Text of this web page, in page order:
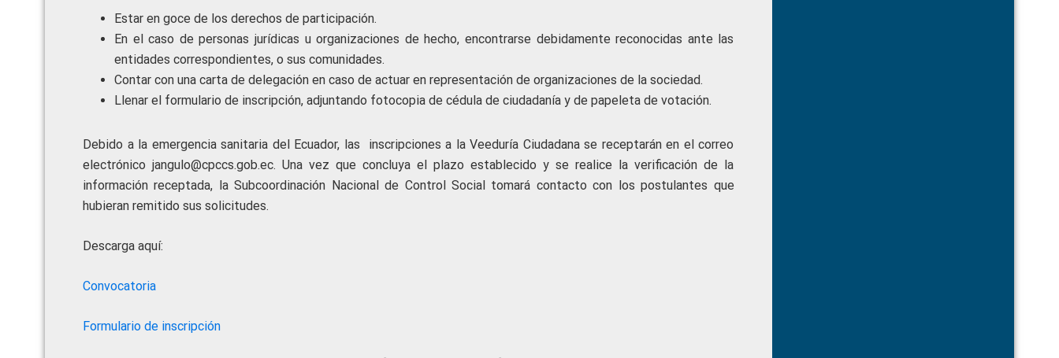
Estar en goce de los derechos de participación.
En el caso de personas jurídicas u organizaciones de hecho, encontrarse debidamente reconocidas ante las
entidades correspondientes, o sus comunidades.
Contar con una carta de delegación en caso de actuar en representación de organizaciones de la sociedad.
Llenar el formulario de inscripción, adjuntando fotocopia de cédula de ciudadanía y de papeleta de votación.
Debido a la emergencia sanitaria del Ecuador, las inscripciones a la Veeduría Ciudadana se receptarán en el correo
electrónico jangulo@cpccs.gob.ec. Una vez que concluya el plazo establecido y se realice la verificación de la
información receptada, la Subcoordinación Nacional de Control Social tomará contacto con los postulantes que
hubieran remitido sus solicitudes.
Descarga aquí:
Convocatoria
Formulario de inscripción